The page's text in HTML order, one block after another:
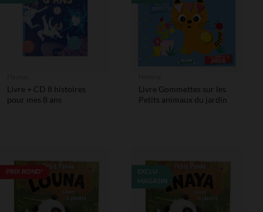
Livre + CD 8 histoires
pour mes 8 ans
Livre Gommettes sur les
Petits animaux du jardin
PRIX ROND*
EXCLU
MAGASIN